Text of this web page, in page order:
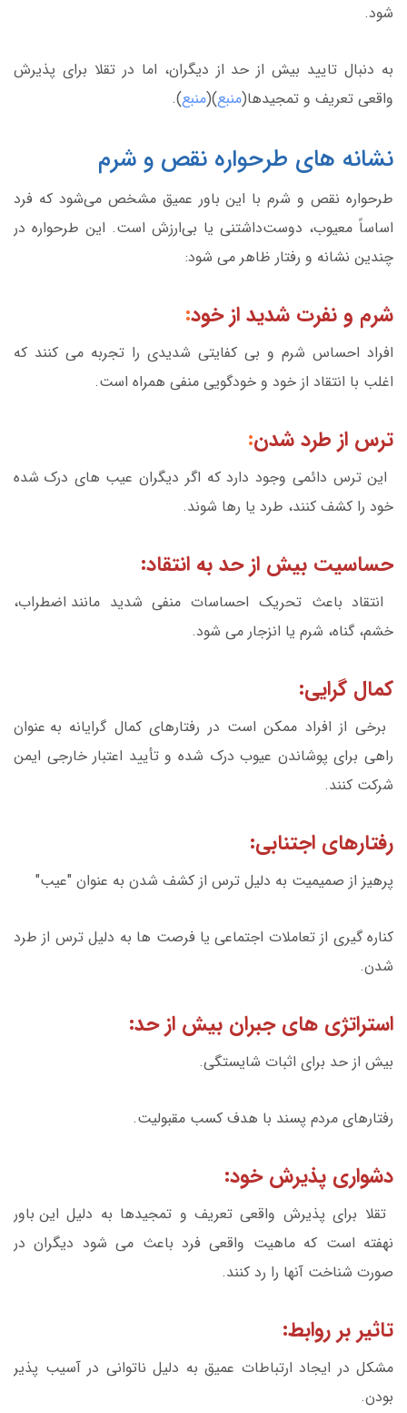
شود.
به دنبال تایید بیش از حد از دیگران، اما در تقلا برای پذیرش
واقعی تعریف و تمجیدها(منبع)(منبع).
نشانه های طرحواره نقص و شرم
طرحواره نقص و شرم با این باور عمیق مشخص می‌شود که فرد
اساساً معیوب، دوست‌داشتنی یا بی‌ارزش است. این طرحواره در
چندین نشانه و رفتار ظاهر می شود:
شرم و نفرت شدید از خود:
افراد احساس شرم و بی کفایتی شدیدی را تجربه می کنند که
اغلب با انتقاد از خود و خودگویی منفی همراه است.
ترس از طرد شدن:
این ترس دائمی وجود دارد که اگر دیگران عیب های درک شده
خود را کشف کنند، طرد یا رها شوند.
حساسیت بیش از حد به انتقاد:
انتقاد باعث تحریک احساسات منفی شدید مانند اضطراب،
خشم، گناه، شرم یا انزجار می شود.
کمال گرایی:
برخی از افراد ممکن است در رفتارهای کمال گرایانه به عنوان
راهی برای پوشاندن عیوب درک شده و تأیید اعتبار خارجی ایمن
شرکت کنند.
رفتارهای اجتنابی:
پرهیز از صمیمیت به دلیل ترس از کشف شدن به عنوان "عیب"
کناره گیری از تعاملات اجتماعی یا فرصت ها به دلیل ترس از طرد
شدن.
استراتژی های جبران بیش از حد:
بیش از حد برای اثبات شایستگی.
رفتارهای مردم پسند با هدف کسب مقبولیت.
دشواری پذیرش خود:
تقلا برای پذیرش واقعی تعریف و تمجیدها به دلیل این باور
نهفته است که ماهیت واقعی فرد باعث می شود دیگران در
صورت شناخت آنها را رد کنند.
تاثیر بر روابط:
مشکل در ایجاد ارتباطات عمیق به دلیل ناتوانی در آسیب پذیر
بودن.